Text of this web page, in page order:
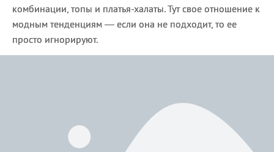
комбинации, топы и платья-халаты. Тут свое отношение к
модным тенденциям — если она не подходит, то ее
просто игнорируют.